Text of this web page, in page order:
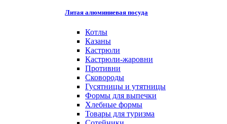
Литая алюминиевая посуда
Котлы
Казаны
Кастрюли
Кастрюли-жаровни
Противни
Сковороды
Гусятницы и утятницы
Формы для выпечки
Хлебные формы
Товары для туризма